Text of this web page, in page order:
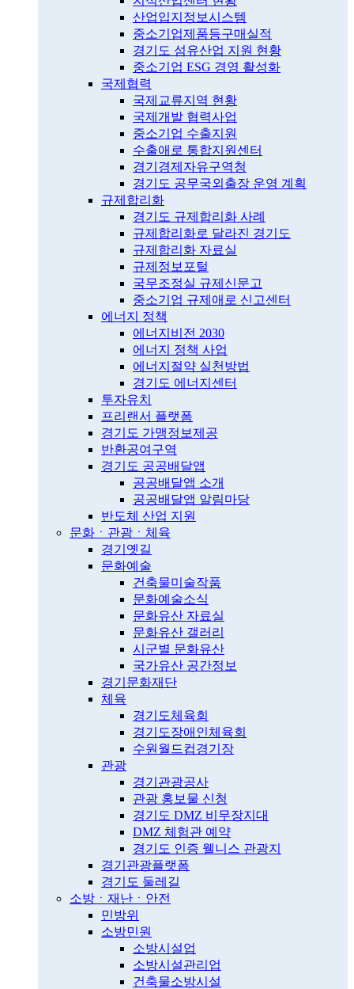
산업입지정보시스템
중소기업제품등구매실적
경기도 섬유산업 지원 현황
중소기업 ESG 경영 활성화
국제협력
국제교류지역 현황
국제개발 협력사업
중소기업 수출지원
수출애로 통합지원센터
경기경제자유구역청
경기도 공무국외출장 운영 계획
규제합리화
경기도 규제합리화 사례
규제합리화로 달라진 경기도
규제합리화 자료실
규제정보포털
국무조정실 규제신문고
중소기업 규제애로 신고센터
에너지 정책
에너지비전 2030
에너지 정책 사업
에너지절약 실천방법
경기도 에너지센터
투자유치
프리랜서 플랫폼
경기도 가맹정보제공
반환공여구역
경기도 공공배달앱
공공배달앱 소개
공공배달앱 알림마당
반도체 산업 지원
문화ㆍ관광ㆍ체육
경기옛길
문화예술
건축물미술작품
문화예술소식
문화유산 자료실
문화유산 갤러리
시군별 문화유산
국가유산 공간정보
경기문화재단
체육
경기도체육회
경기도장애인체육회
수원월드컵경기장
관광
경기관광공사
관광 홍보물 신청
경기도 DMZ 비무장지대
DMZ 체험관 예약
경기도 인증 웰니스 관광지
경기관광플랫폼
경기도 둘레길
소방ㆍ재난ㆍ안전
민방위
소방민원
소방시설업
소방시설관리업
건축물소방시설